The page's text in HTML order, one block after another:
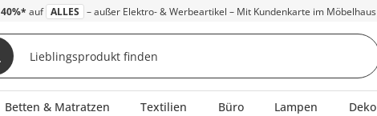
40%* auf ALLES – außer Elektro- & Werbeartikel – Mit Kundenkarte im Möbelhaus
Betten & Matratzen Textilien Büro Lampen Deko